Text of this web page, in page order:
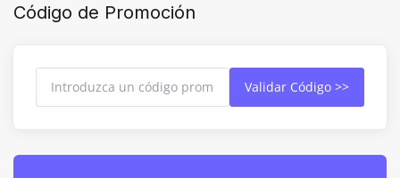
Código de Promoción
Validar Código >>